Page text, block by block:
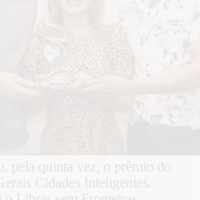
pela quinta vez, o prêmio do
Cidades Inteligentes.